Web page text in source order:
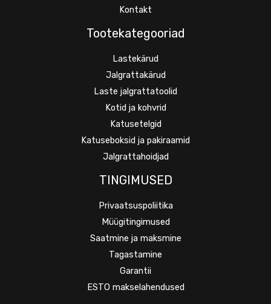
Kontakt
Tootekategooriad
Lastekärud
Jalgrattakärud
Laste jalgrattatoolid
Kotid ja kohvrid
Katusetelgid
Katuseboksid ja pakiraamid
Jalgrattahoidjad
TINGIMUSED
Privaatsuspoliitika
Müügitingimused
Saatmine ja maksmine
Tagastamine
Garantii
ESTO makselahendused